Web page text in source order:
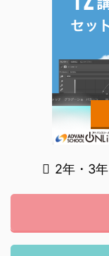
2年・3